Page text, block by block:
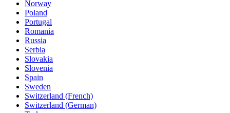
Norway
Poland
Portugal
Romania
Russia
Serbia
Slovakia
Slovenia
Spain
Sweden
Switzerland (French)
Switzerland (German)